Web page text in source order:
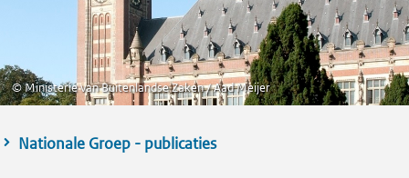
©Ministerie van Buitenlandse Zaken / Aad Meijer
Nationale Groep - publicaties